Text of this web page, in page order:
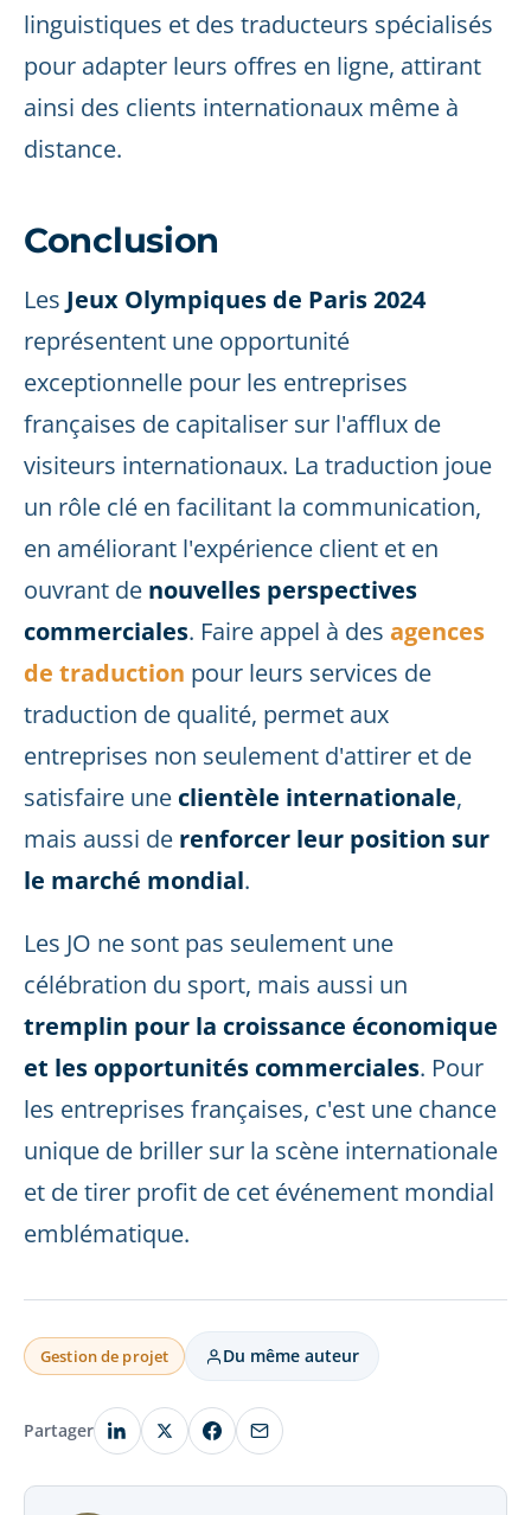
linguistiques et des traducteurs spécialisés
pour adapter leurs offres en ligne, attirant
ainsi des clients internationaux même à
distance.
Conclusion
Les Jeux Olympiques de Paris 2024
représentent une opportunité
exceptionnelle pour les entreprises
françaises de capitaliser sur l'afflux de
visiteurs internationaux. La traduction joue
un rôle clé en facilitant la communication,
en améliorant l'expérience client et en
ouvrant de nouvelles perspectives
commerciales. Faire appel à des agences
de traduction pour leurs services de
traduction de qualité, permet aux
entreprises non seulement d'attirer et de
satisfaire une clientèle internationale,
mais aussi de renforcer leur position sur
le marché mondial.
Les JO ne sont pas seulement une
célébration du sport, mais aussi un
tremplin pour la croissance économique
et les opportunités commerciales. Pour
les entreprises françaises, c'est une chance
unique de briller sur la scène internationale
et de tirer profit de cet événement mondial
emblématique.
Gestion de projet Du même auteur
Partager